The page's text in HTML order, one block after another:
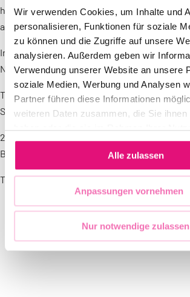
Wir verwenden Cookies, um Inhalte und
personalisieren, Funktionen für soziale
zu können und die Zugriffe auf unsere
analysieren. Außerdem geben wir
Verwendung unserer Website an unsere
soziale Medien, Werbung und Analysen
Partner führen diese Informationen
weiteren Daten zusammen, die Sie ihnen
haben oder die sie im Rahmen Ihrer
gesammelt haben.
Alle zulassen
Anpassungen vornehmen
Nur notwendige zulassen
hatred, between awakening and
and hopeful coalitions.
Including:Rabbiner Lior Bar Amin | Pastorin
New York | Pastor Micah Bucey.
The event is hosted by the Protestant
Stadtmitte and Superintendent Bertold
21. Juli 2022, 6pm Heilig-Kreuz Kirche
Berlin-Kreuzberg
There will be a reception in the garden